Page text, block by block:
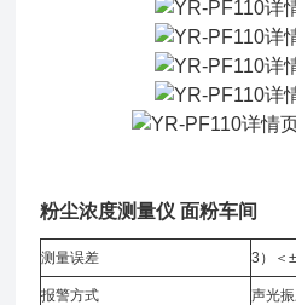
粉尘浓度测量仪 面粉车间
测量误差 3）＜
报警方式 声光